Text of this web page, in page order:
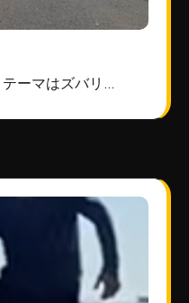
ーマはズバリ…